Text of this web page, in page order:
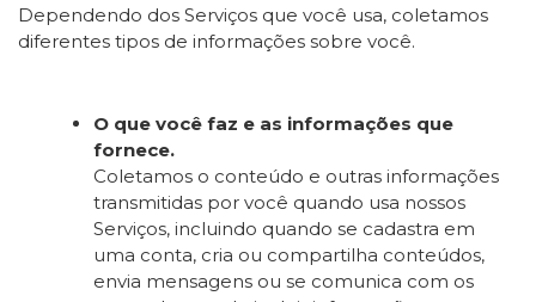
Dependendo dos Serviços que você usa, coletamos
diferentes tipos de informações sobre você.
O que você faz e as informações que
fornece.
Coletamos o conteúdo e outras informações
transmitidas por você quando usa nossos
Serviços, incluindo quando se cadastra em
uma conta, cria ou compartilha conteúdos,
envia mensagens ou se comunica com os